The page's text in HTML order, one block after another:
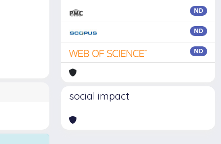
ND
ND
ND
social impact